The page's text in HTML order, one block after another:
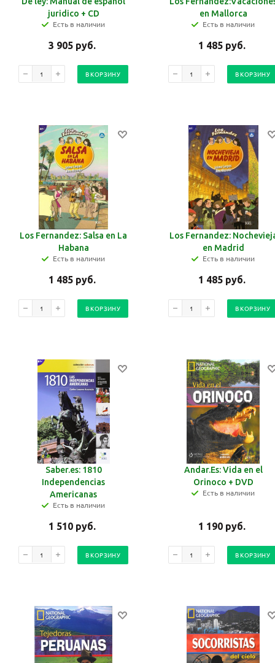
juridico + CD
Есть в наличии
3 905 руб.
В КОРЗИНУ
en Mallorca
Есть в наличии
1 485 руб.
В КОРЗИНУ
Los Fernandez: Salsa en La
Habana
Есть в наличии
1 485 руб.
В КОРЗИНУ
Los Fernandez:
en Madrid
Есть в наличии
1 485 руб.
В КОРЗИНУ
Saber.es: 1810
Independencias
Americanas
Есть в наличии
1 510 руб.
В КОРЗИНУ
Andar.Es: Vida en el
Orinoco + DVD
Есть в наличии
1 190 руб.
В КОРЗИНУ